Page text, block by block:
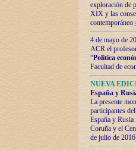
exploración de
XIX y las
contemporáneo
4 de mayo de
ACR el
“Política
Facultad de
NUEVA
España y
La presente
participantes
España y
Coruña y el
de julio de